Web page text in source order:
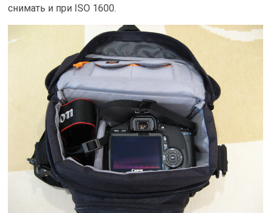
снимать и при ISO 1600.